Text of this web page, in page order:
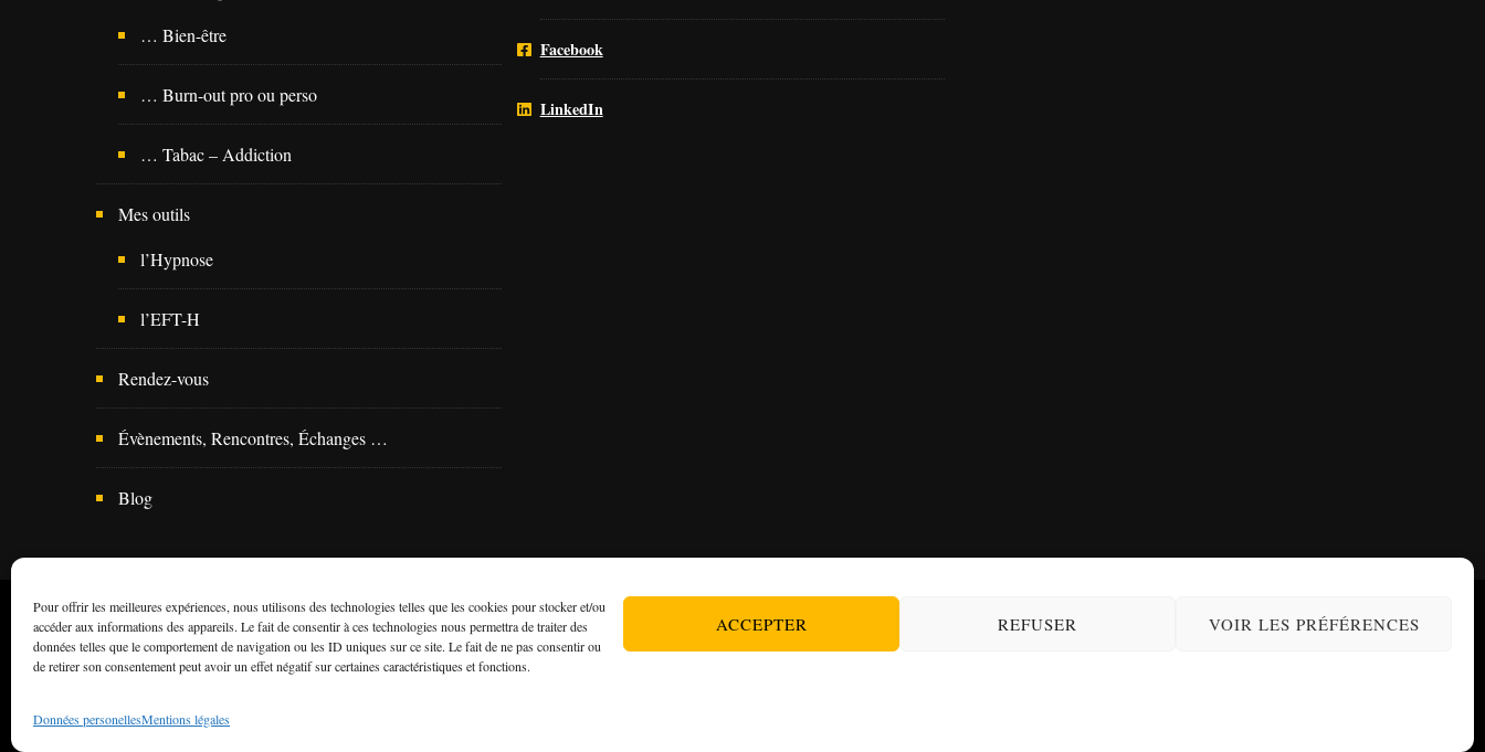
Pour offrir les meilleures expériences, nous utilisons des technologies telles que les cookies pour stocker et/ou
accéder aux informations des appareils. Le fait de consentir à ces technologies nous permettra de traiter des
données telles que le comportement de navigation ou les ID uniques sur ce site. Le fait de ne pas consentir ou
de retirer son consentement peut avoir un effet négatif sur certaines caractéristiques et fonctions.
ACCEPTER REFUSER VOIR LES PRÉFÉRENCES
Données personellesMentions légales
… Bien-être
… Burn-out pro ou perso
… Tabac – Addiction
Mes outils
l’Hypnose
l’EFT-H
Rendez-vous
Évènements, Rencontres, Échanges …
Blog
Facebook
LinkedIn
© Copyright 2021 Pauline PICARD - Hypnothérapeute
Mentions légales|Données personelles